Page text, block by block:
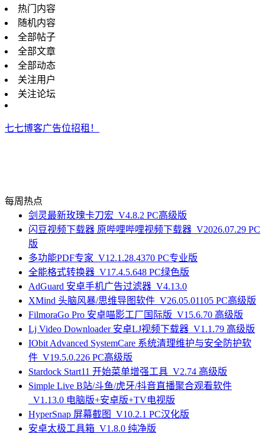
热门内容
随机内容
全部帖子
全部文章
全部动态
关注用户
关注论坛
七七博客广告位招租！
每周热点
剑灵最新玫瑰卡刀宏_V4.8.2 PC高级版
闪豆视频下载器 原哔哩哔哩视频下载器_V2026.07.29 PC
版
多功能PDF专家_V12.1.28.4370 PC专业版
全能格式转换器_V17.4.5.648 PC绿色版
AdGuard 安卓手机广告过滤器_V4.13.0
XMind 头脑风暴/思维导图软件_V26.05.01105 PC高级版
FilmoraGo Pro 安卓喵影工厂国际版_V15.6.70 高级版
Lj Video Downloader 安卓LJ视频下载器_V1.1.79 高级版
IObit Advanced SystemCare 系统清理维护与安全防护软
件_V19.5.0.226 PC高级版
Stardock Start11 开始菜单增强工具_V2.74 高级版
Simple Live B站/斗鱼/虎牙/抖音直播聚合观看软件
_V1.13.0 电脑版+安卓版+TV电视版
HyperSnap 屏幕截图_V10.2.1 PC汉化版
安卓太极工具箱_V1.8.0 纯净版